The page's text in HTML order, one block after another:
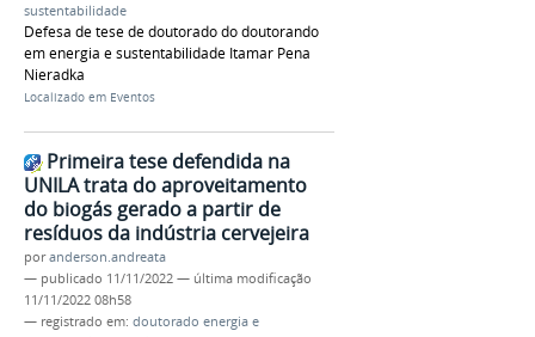
sustentabilidade
Defesa de tese de doutorado do doutorando
em energia e sustentabilidade Itamar Pena
Nieradka
Localizado em Eventos
Primeira tese defendida na
UNILA trata do aproveitamento
do biogás gerado a partir de
resíduos da indústria cervejeira
poranderson.andreata
— publicado 11/11/2022 — última modificação
11/11/2022 08h58
— registrado em: doutorado energia e